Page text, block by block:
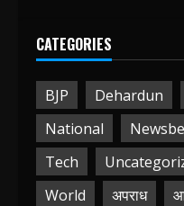
CATEGORIES
BJP Dehardun
National
Tech
World
अपराध